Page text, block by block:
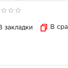
закладки В